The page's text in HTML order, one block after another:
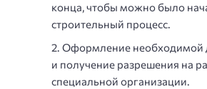
конца, чтобы можно было
строительный процесс.
Оформление необходимой
и получение разрешения на
специальной организации.